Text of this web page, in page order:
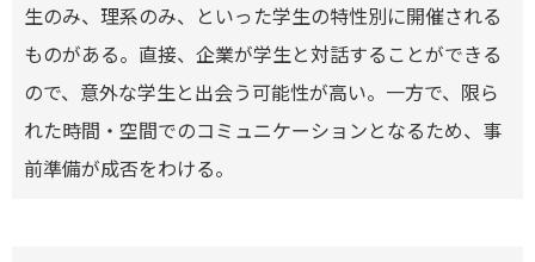
生のみ、理系のみ、といった学生の特性別に開催される
ものがある。直接、企業が学生と対話することができる
ので、意外な学生と出会う可能性が高い。一方で、限ら
れた時間・空間でのコミュニケーションとなるため、事
前準備が成否をわける。